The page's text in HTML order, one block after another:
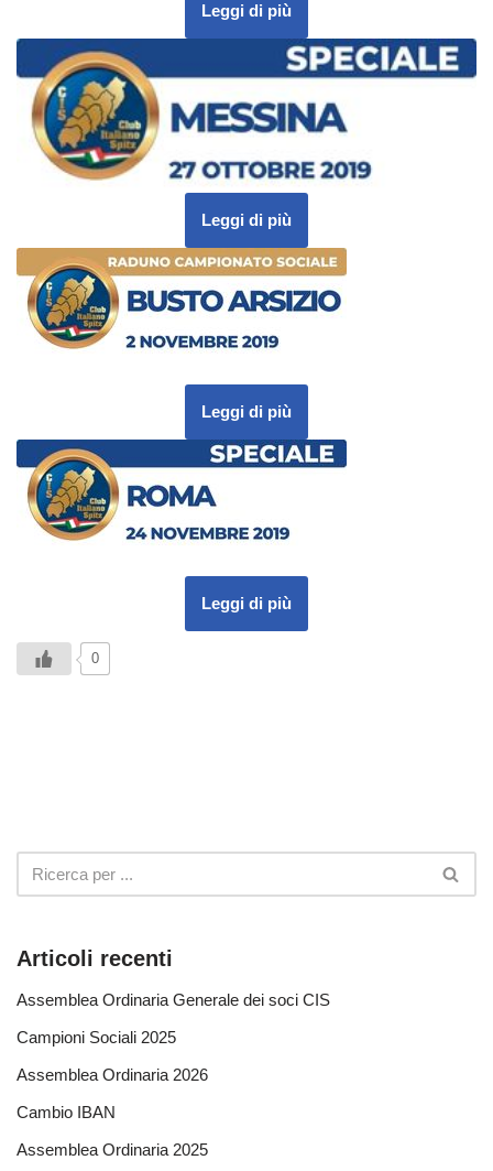
Leggi di più
Leggi di più
Leggi di più
Leggi di più
0
Articoli recenti
Assemblea Ordinaria Generale dei soci CIS
Campioni Sociali 2025
Assemblea Ordinaria 2026
Cambio IBAN
Assemblea Ordinaria 2025